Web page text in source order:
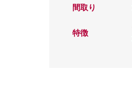
間取り
特徴